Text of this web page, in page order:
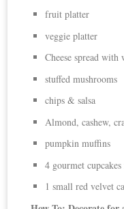
fruit platter
veggie platter
Cheese spread with
stuffed mushrooms
chips & salsa
Almond, cashew,
pumpkin muffins
4 gourmet
1 small red velvet